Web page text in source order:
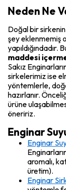
Neden Ne
Doğal bir
şey eklenmemiş
maddesi
Sakız
sirkelerimiz ise
yöntemlerle,
hazırlanır.
ürüne
öneririz.
Enginar
Enginar
aromalı,
üretim).
Enginar